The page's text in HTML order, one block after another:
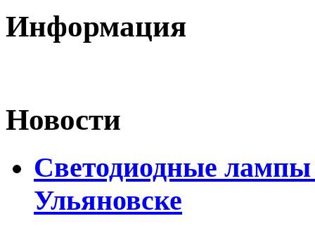
Информация
Новости
Светодиодные
Ульяновске